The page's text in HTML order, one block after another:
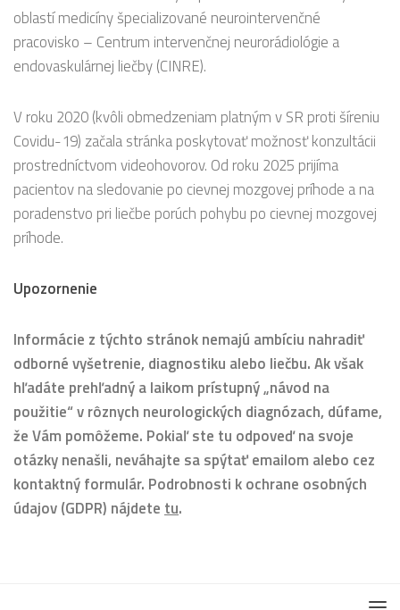
oblastí medicíny špecializované neurointervenčné
pracovisko – Centrum intervenčnej neurorádiológie a
endovaskulárnej liečby (CINRE).
V roku 2020 (kvôli obmedzeniam platným v SR proti šíreniu
Covidu-19) začala stránka poskytovať možnosť konzultácii
prostredníctvom videohovorov. Od roku 2025 prijíma
pacientov na sledovanie po cievnej mozgovej príhode a na
poradenstvo pri liečbe porúch pohybu po cievnej mozgovej
príhode.
Upozornenie
Informácie z týchto stránok nemajú ambíciu nahradiť
odborné vyšetrenie, diagnostiku alebo liečbu. Ak však
hľadáte prehľadný a laikom prístupný „návod na
použitie“ v rôznych neurologických diagnózach, dúfame,
že Vám pomôžeme. Pokiaľ ste tu odpoveď na svoje
otázky nenašli, neváhajte sa spýtať emailom alebo cez
kontaktný formulár. Podrobnosti k ochrane osobných
údajov (GDPR) nájdete tu.